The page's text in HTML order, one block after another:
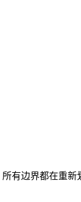
有边界都在重新